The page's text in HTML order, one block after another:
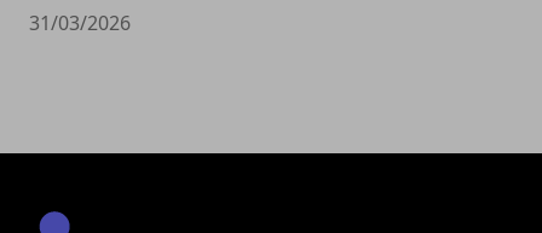
31/03/2026